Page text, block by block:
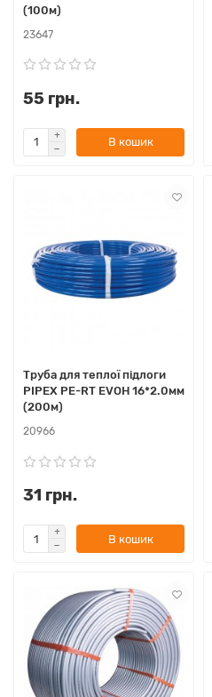
(100м)
23647
55 грн.
В кошик
Труба для теплої підлоги
PIPEX PE-RT EVOH 16*2.0мм
(200м)
20966
31 грн.
В кошик